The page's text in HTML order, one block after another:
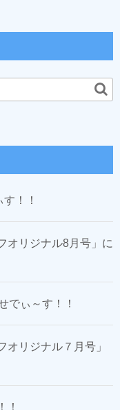
！！
オリジナル8月号」に
でぃ～す！！
リジナル７月号」
！